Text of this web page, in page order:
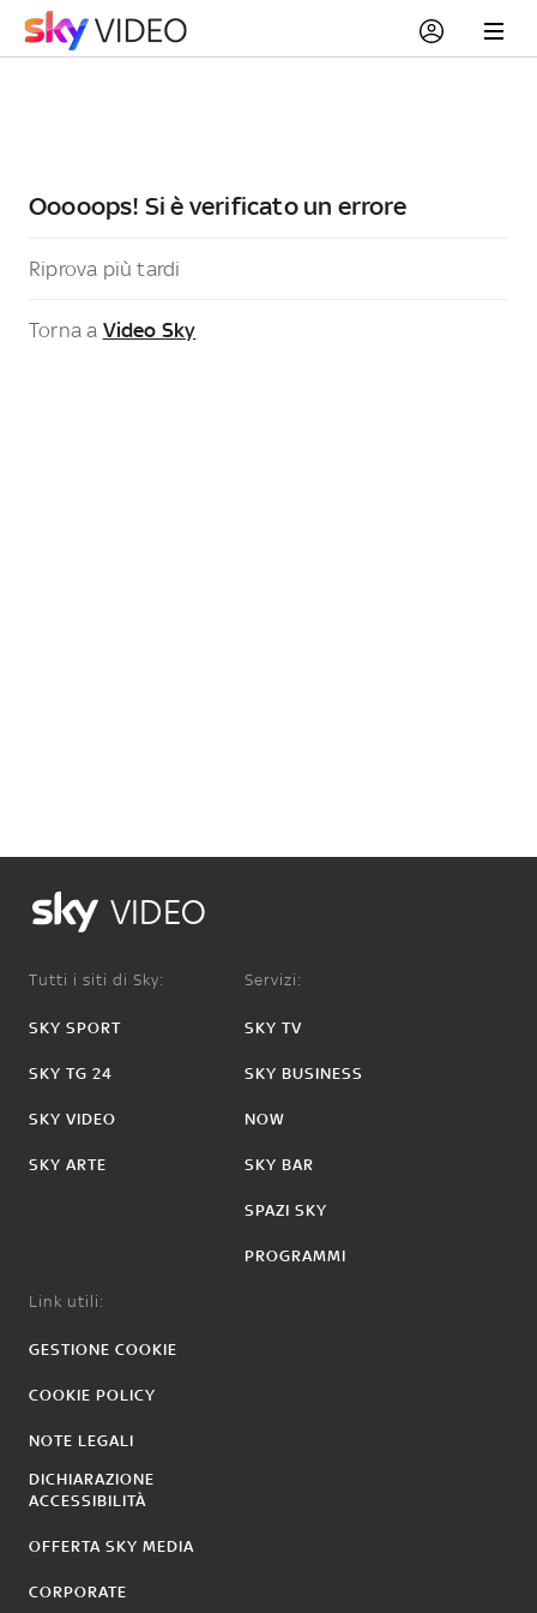
Ooooops! Si è verificato un errore
Riprova più tardi
Torna a Video Sky
VIDEO
Tutti i siti di Sky:
SKY SPORT
SKY TG 24
SKY VIDEO
SKY ARTE
Servizi:
SKY TV
SKY BUSINESS
NOW
SKY BAR
SPAZI SKY
PROGRAMMI
Link utili:
GESTIONE COOKIE
COOKIE POLICY
NOTE LEGALI
DICHIARAZIONE
ACCESSIBILITÀ
OFFERTA SKY MEDIA
CORPORATE